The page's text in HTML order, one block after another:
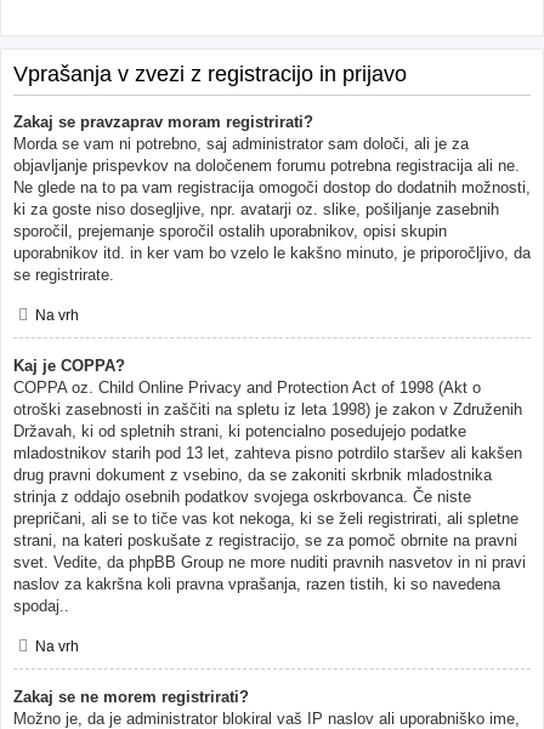
Vprašanja v zvezi z registracijo in prijavo
Zakaj se pravzaprav moram registrirati?
Morda se vam ni potrebno, saj administrator sam določi, ali je za
objavljanje prispevkov na določenem forumu potrebna registracija ali ne.
Ne glede na to pa vam registracija omogoči dostop do dodatnih možnosti,
ki za goste niso dosegljive, npr. avatarji oz. slike, pošiljanje zasebnih
sporočil, prejemanje sporočil ostalih uporabnikov, opisi skupin
uporabnikov itd. in ker vam bo vzelo le kakšno minuto, je priporočljivo, da
se registrirate.
Na vrh
Kaj je COPPA?
COPPA oz. Child Online Privacy and Protection Act of 1998 (Akt o
otroški zasebnosti in zaščiti na spletu iz leta 1998) je zakon v Združenih
Državah, ki od spletnih strani, ki potencialno posedujejo podatke
mladostnikov starih pod 13 let, zahteva pisno potrdilo staršev ali kakšen
drug pravni dokument z vsebino, da se zakoniti skrbnik mladostnika
strinja z oddajo osebnih podatkov svojega oskrbovanca. Če niste
prepričani, ali se to tiče vas kot nekoga, ki se želi registrirati, ali spletne
strani, na kateri poskušate z registracijo, se za pomoč obrnite na pravni
svet. Vedite, da phpBB Group ne more nuditi pravnih nasvetov in ni pravi
naslov za kakršna koli pravna vprašanja, razen tistih, ki so navedena
spodaj..
Na vrh
Zakaj se ne morem registrirati?
Možno je, da je administrator blokiral vaš IP naslov ali uporabniško ime,